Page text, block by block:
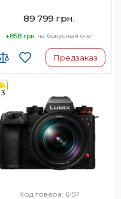
89 799 грн.
+858 грн. на бонусный счет
Предзаказ
3
Код товара: 6157